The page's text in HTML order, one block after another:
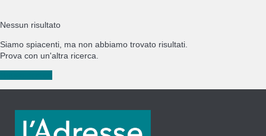
Nessun risultato
Siamo spiacenti, ma non abbiamo trovato risultati.
Prova con un'altra ricerca.